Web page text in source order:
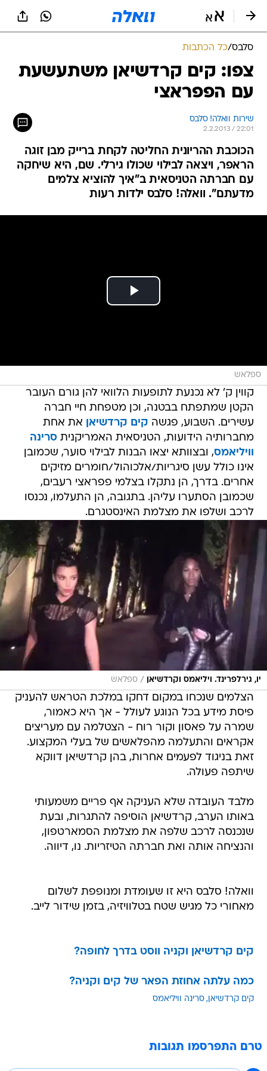
סלבס/כל הכתבות
צפו: קים קרדשיאן משתעשעת
עם הפפראצי
שירות וואלה! סלבס
2.2.2013 / 22:01
הכוכבת ההריונית החליטה לקחת ברייק מבן זוגה
הראפר, ויצאה לבילוי שכולו גירלי. שם, היא שיחקה
עם חברתה הטניסאית ב"איך להוציא צלמים
מדעתם". וואלה! סלבס ילדות רעות
ספלאש
קווין ק' לא נכנעת לתופעות הלוואי להן גורם העובר
הקטן שמתפתח בבטנה, וכן מטפחת חיי חברה
עשירים. השבוע, פגשה קים קרדשיאן את אחת
מחברותיה הידועות, הטניסאית האמריקניתסרינה
וויליאמס, ובצוותא יצאו הבנות לבילוי סוער, שכמובן
אינו כולל עשן סיגריות/אלכוהול/חומרים מזיקים
אחרים. בדרך, הן נתקלו בצלמי פפראצי רעבים,
שכמובן הסתערו עליהן. בתגובה, הן התעלמו, נכנסו
לרכב ושלפו את מצלמת האינסטגרם.
יו, גירלפרינד. ויליאמס וקרדשיאן / ספלאש
הצלמים שנכחו במקום דחקו במלכת הטראש להעניק
פיסת מידע בכל הנוגע לעולל - אך היא כאמור,
שמרה על פאסון וקור רוח - הצטלמה עם מעריצים
אקראים והתעלמה מהפלאשים של בעלי המקצוע.
זאת בניגוד לפעמים אחרות, בהן קרדשיאן דווקא
שיתפה פעולה.
מלבד העובדה שלא העניקה אף פריים משמעותי
באותו הערב, קרדשיאן הוסיפה להתגרות, ובעת
שנכנסה לרכב שלפה את מצלמת הסמארטפון,
והנציחה אותה ואת חברתה הטיזריות. נו, דיווה.
וואלה! סלבס היא זו שעומדת ומנופפת לשלום
מאחורי כל מגיש שטח בטלוויזיה, בזמן שידור לייב.
קים קרדשיאן וקניה ווסט בדרך לחופה?
כמה עלתה אחוזת הפאר של קים וקניה?
קים קרדשיאן סרינה וויליאמס
טרם התפרסמו תגובות